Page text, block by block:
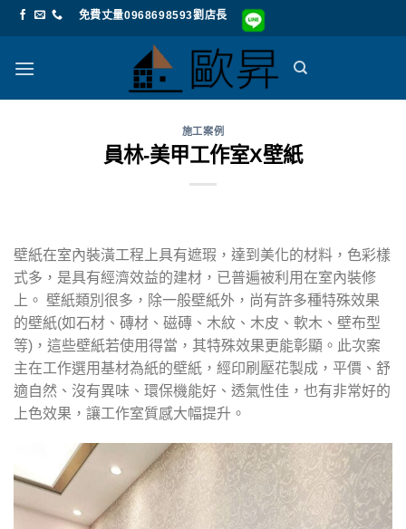
Skip
to
免費丈量0968698593劉店長
施工案例
員林-美甲工作室X壁紙
壁紙在室內裝潢工程上具有遮瑕，達到美化的材料，色彩樣
式多，是具有經濟效益的建材，已普遍被利用在室內裝修
上。 壁紙類別很多，除一般壁紙外，尚有許多種特殊效果
的壁紙(如石材、磚材、磁磚、木紋、木皮、軟木、壁布型
等)，這些壁紙若使用得當，其特殊效果更能彰顯。此次案
主在工作選用基材為紙的壁紙，經印刷壓花製成，平價、舒
適自然、沒有異味、環保機能好、透氣性佳，也有非常好的
上色效果，讓工作室質感大幅提升。